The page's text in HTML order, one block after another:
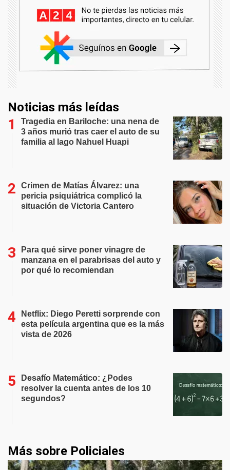
Noticias más leídas
Tragedia en Bariloche: una nena de
3 años murió tras caer el auto de su
familia al lago Nahuel Huapi
Crimen de Matías Álvarez: una
pericia psiquiátrica complicó la
situación de Victoria Cantero
Para qué sirve poner vinagre de
manzana en el parabrisas del auto y
por qué lo recomiendan
Netflix: Diego Peretti sorprende con
esta película argentina que es la más
vista de 2026
Desafío Matemático: ¿Podes
resolver la cuenta antes de los 10
segundos?
Más sobre Policiales